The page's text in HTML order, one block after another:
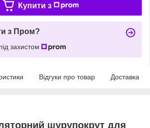
Купити з
з Пром?
захистом
Відгуки про товар Доставка
шурупокрут для